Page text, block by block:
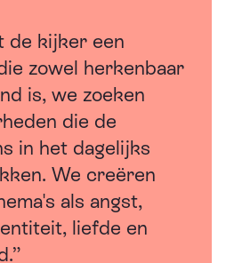
de kijker een
zowel herkenbaar
is, we zoeken
die de
in het dagelijks
We creëren
als angst,
liefde en